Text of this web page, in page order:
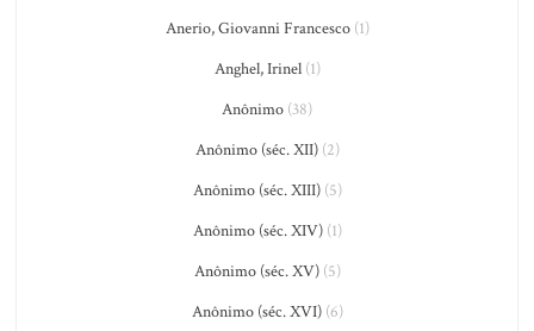
Anerio, Giovanni Francesco(1)
Anghel, Irinel(1)
Anônimo (38)
Anônimo (séc. XII)(2)
Anônimo (séc. XIII)(5)
Anônimo (séc. XIV)(1)
Anônimo (séc. XV)(5)
Anônimo (séc. XVI)(6)